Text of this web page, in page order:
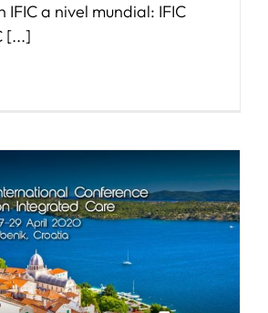
IFIC a nivel mundial: IFIC
[...]